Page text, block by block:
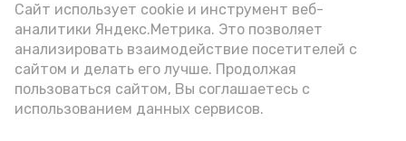
Сайт использует cookie и инструмент веб-
аналитики Яндекс.Метрика. Это позволяет
анализировать взаимодействие посетителей с
сайтом и делать его лучше. Продолжая
пользоваться сайтом, Вы соглашаетесь с
использованием данных сервисов.
На пути к финалу участникам
предстояло миновать дистанционный
этап: подготовить видеовизитку,
написать эссе, выполнить
исследовательскую работу и пройти